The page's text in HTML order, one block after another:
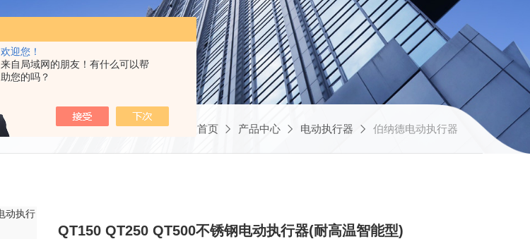
欢迎您！
来自局域网的朋友！有什么可以帮
助您的吗？
当前位置： 首页 产品中心 电动执行器 伯纳德电动执行器
QT150 QT250 QT500不锈钢电动执行器(耐高温智能型)